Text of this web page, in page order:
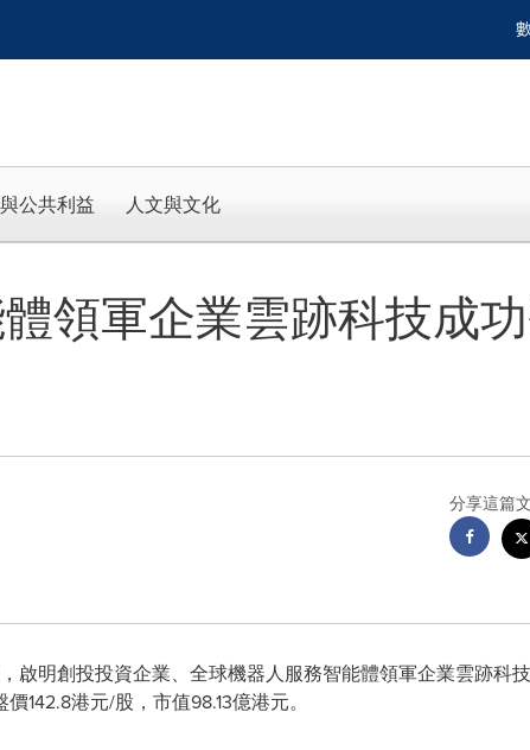
公共利益 人文與文化
領軍企業雲跡科技成
分享這篇
啟明創投投資企業、全球機器人服務智能體領軍企業雲跡科
142.8港元/股，市值98.13億港元。